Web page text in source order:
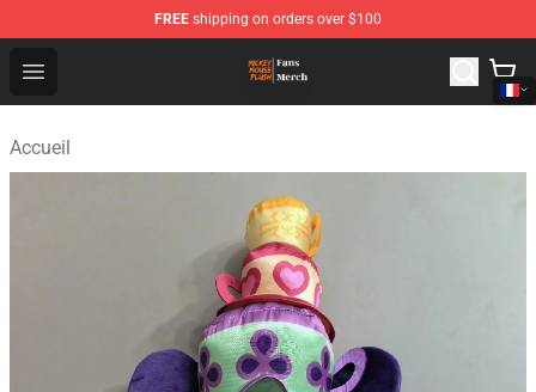
FREE shipping on orders over $100
Open menu
Mickey Mouse Plush Shop - The Best Store of Mickey
Accueil